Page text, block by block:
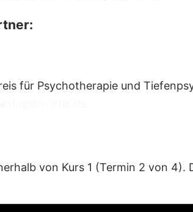
für Psychotherapie und
von Kurs 1 (Termin 2 von 4).